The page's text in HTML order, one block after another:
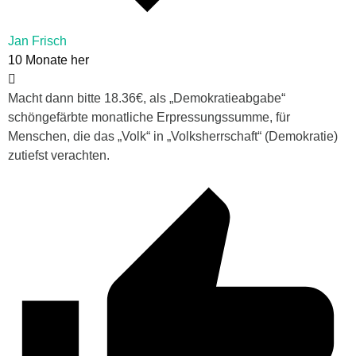
Jan Frisch
10 Monate her
Macht dann bitte 18.36€, als „Demokratieabgabe“
schöngefärbte monatliche Erpressungssumme, für
Menschen, die das „Volk“ in „Volksherrschaft“ (Demokratie)
zutiefst verachten.